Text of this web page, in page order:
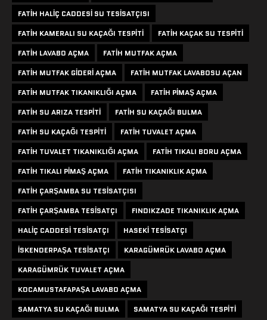
FATIH HALIÇ CADDESI SU TESISATÇISI
FATIH KAMERALI SU KAÇAĞI TESPITI
FATIH KAÇAK SU TESPITI
FATIH LAVABO AÇMA
FATIH MUTFAK AÇMA
FATIH MUTFAK GIDERI AÇMA
FATIH MUTFAK LAVABOSU AÇAN
FATIH MUTFAK TIKANIKLIĞI AÇMA
FATIH PIMAŞ AÇMA
FATIH SU ARIZA TESPITI
FATIH SU KAÇAĞI BULMA
FATIH SU KAÇAĞI TESPITI
FATIH TUVALET AÇMA
FATIH TUVALET TIKANIKLIĞI AÇMA
FATIH TIKALI BORU AÇMA
FATIH TIKALI PIMAŞ AÇMA
FATIH TIKANIKLIK AÇMA
FATIH ÇARŞAMBA SU TESISATÇISI
FATIH ÇARŞAMBA TESISATÇI
FINDIKZADE TIKANIKLIK AÇMA
HALIÇ CADDESI TESISATÇI
HASEKI TESISATÇI
ISKENDERPAŞA TESISATÇI
KARAGÜMRÜK LAVABO AÇMA
KARAGÜMRÜK TUVALET AÇMA
KOCAMUSTAFAPAŞA LAVABO AÇMA
SAMATYA SU KAÇAĞI BULMA
SAMATYA SU KAÇAĞI TESPITI